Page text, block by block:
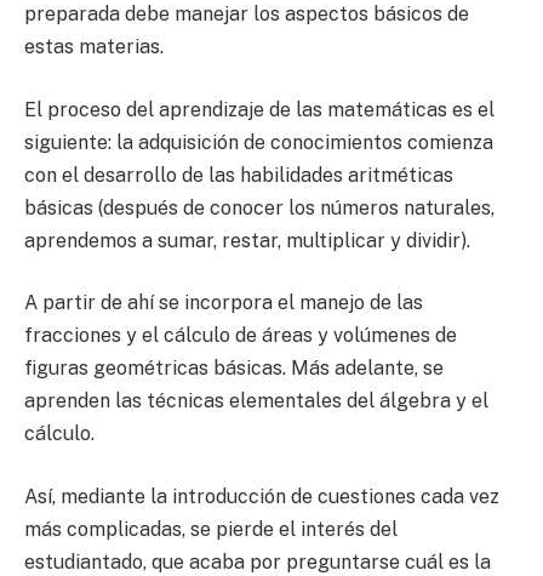
preparada debe manejar los aspectos básicos de
estas materias.
El proceso del aprendizaje de las matemáticas es el
siguiente: la adquisición de conocimientos comienza
con el desarrollo de las habilidades aritméticas
básicas (después de conocer los números naturales,
aprendemos a sumar, restar, multiplicar y dividir).
A partir de ahí se incorpora el manejo de las
fracciones y el cálculo de áreas y volúmenes de
figuras geométricas básicas. Más adelante, se
aprenden las técnicas elementales del álgebra y el
cálculo.
Así, mediante la introducción de cuestiones cada vez
más complicadas, se pierde el interés del
estudiantado, que acaba por preguntarse cuál es la